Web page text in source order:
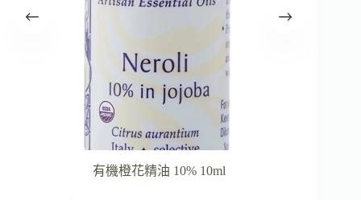
有機橙花精油 10% 10ml